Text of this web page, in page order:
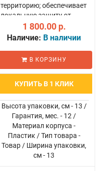
территорию; обеспечивает
локальную защиту от
кровососущих насекомых
в радиусе до 5 метров;
требуя никаких настрое..
1 800.00 р.
Наличие: В наличии
В КОРЗИНУ
КУПИТЬ В 1 КЛИК
Высота упаковки, см - 13 /
Гарантия, мес. - 12 /
Материал корпуса -
Пластик / Тип товара -
Товар / Ширина упаковки,
см - 13